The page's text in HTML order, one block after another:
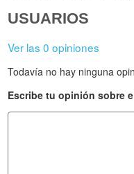
USUARIOS
Ver las 0 opiniones
Todavía no hay ninguna
Escribe tu opinión sobre